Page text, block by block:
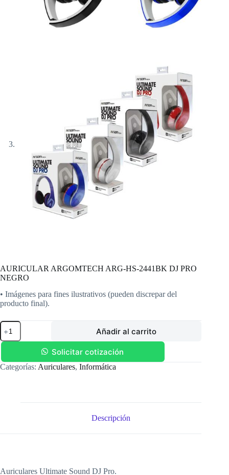
AURICULAR ARGOMTECH ARG-HS-2441BK DJ PRO
NEGRO
• Imágenes para fines ilustrativos (pueden discrepar del
producto final).
AURICULAR
ARGOMTECH
ARG-
2441BK
DJ
Añadir al carrito
Solicitar cotización
Categorías: Auriculares, Informática
Descripción
Auriculares Ultimate Sound DJ Pro.